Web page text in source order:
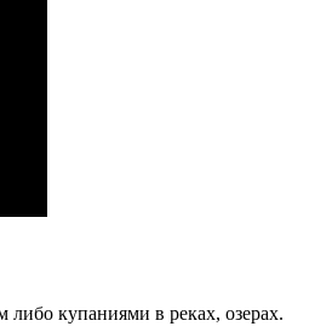
купаниями в реках, озерах.